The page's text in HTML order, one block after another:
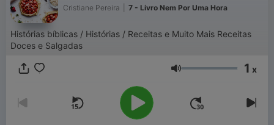
Cristiane Pereira 7 - Livro Nem Por Uma Hora
Histórias bíblicas / Histórias / Receitas e Muito Mais Receitas
Doces e Salgadas
Volumen 1 x